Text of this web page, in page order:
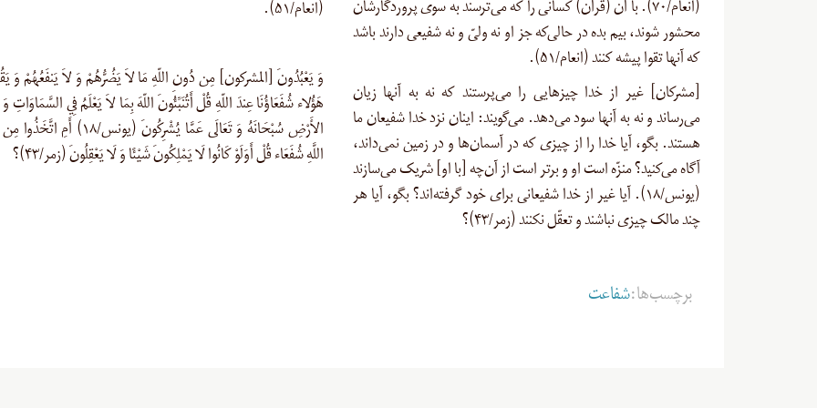
(انعام/۷۰). با آن (قرآن) کسانی را که می‌ترسند به سوی پروردگارشان
محشور شوند، بیم بده در حالی‌که جز او نه ولیّ و نه شفیعی دارند باشد
که آنها تقوا پیشه کنند (انعام/۵۱
).
[مشرکان] غیر از خدا چیزهایی را می‌پرستند که نه به آنها زیان
می‌رساند و نه به آنها سود می‌دهد. می‌گویند: اینان نزد خدا شفیعان ما
هستند. بگو، آیا خدا را از چیزی که در آسمان‌ها و در زمین نمی‌داند،
آگاه می‌کنید؟ منزّه است او و برتر است از آن‌چه [با او] شریک می‌سازند
(یونس/۱۸). آیا غیر از خدا شفیعانی برای خود گرفته‌اند؟ بگو، آیا هر
چند مالک چیزی نباشند و تعقّل نکنند (زمر/۴۳)؟
(انعام/۵۱).
وَ يَعْبُدُونَ [المشرکون] مِن دُونِ اللّهِ مَا لاَ يَضُرُّهُمْ وَ لاَ يَنفَعُهُمْ وَ
هَؤُلاء شُفَعَاؤُنَا عِندَ اللّهِ قُلْ أَتُنَبِّئُونَ اللّهَ بِمَا لاَ يَعْلَمُ فِي السَّمَاوَاتِ
الأَرْضِ سُبْحَانَهُ وَ تَعَالَى عَمَّا يُشْرِكُونَ (یونس/۱۸)
اللَّهِ شُفَعَاء قُلْ أَوَلَوْ كَانُوا لَا يَمْلِكُونَ شَيْئًا وَ لَا يَعْقِلُونَ (زمر/۴۳)؟
برچسب‌ها:شفاعت